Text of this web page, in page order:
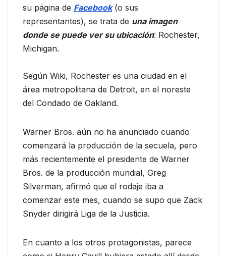
su página de Facebook(o sus
representantes), se trata de una imagen
donde se puede ver su ubicación: Rochester,
Michigan.
Según Wiki, Rochester es una ciudad en el
área metropolitana de Detroit, en el noreste
del Condado de Oakland.
Warner Bros. aún no ha anunciado cuando
comenzará la producción de la secuela, pero
más recientemente el presidente de Warner
Bros. de la producción mundial, Greg
Silverman, afirmó que el rodaje iba a
comenzar este mes, cuando se supo que Zack
Snyder dirigirá Liga de la Justicia.
En cuanto a los otros protagonistas, parece